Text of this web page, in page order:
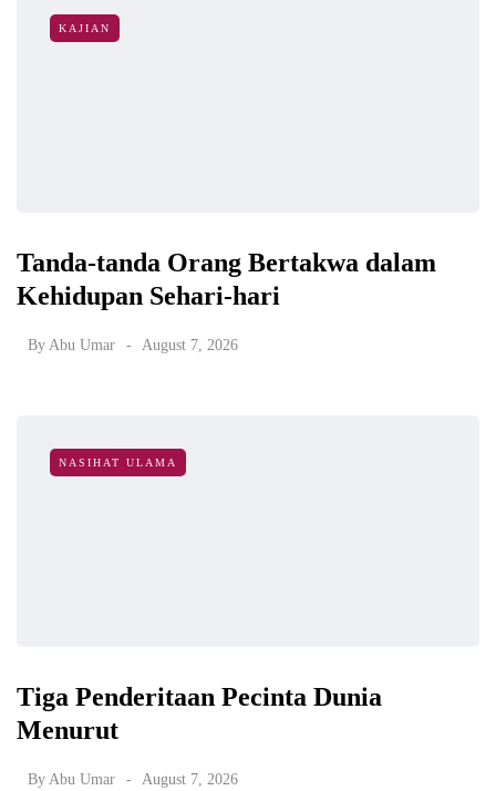
KAJIAN
Tanda-tanda Orang Bertakwa dalam
Kehidupan Sehari-hari
By Abu Umar August 7, 2026
NASIHAT ULAMA
Tiga Penderitaan Pecinta Dunia
Menurut
By Abu Umar August 7, 2026